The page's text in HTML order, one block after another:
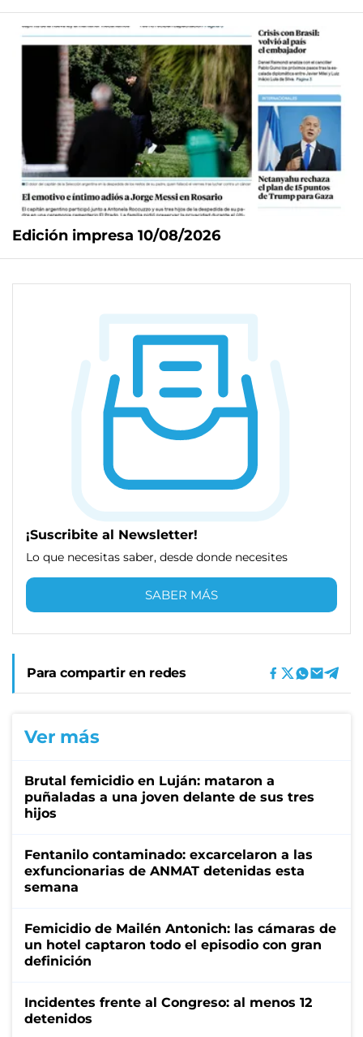
Edición impresa 10/08/2026
¡Suscribite al Newsletter!
Lo que necesitas saber, desde donde necesites
SABER MÁS
Para compartir en redes
Ver más
Brutal femicidio en Luján: mataron a
puñaladas a una joven delante de sus tres
hijos
Fentanilo contaminado: excarcelaron a las
exfuncionarias de ANMAT detenidas esta
semana
Femicidio de Mailén Antonich: las cámaras de
un hotel captaron todo el episodio con gran
definición
Incidentes frente al Congreso: al menos 12
detenidos